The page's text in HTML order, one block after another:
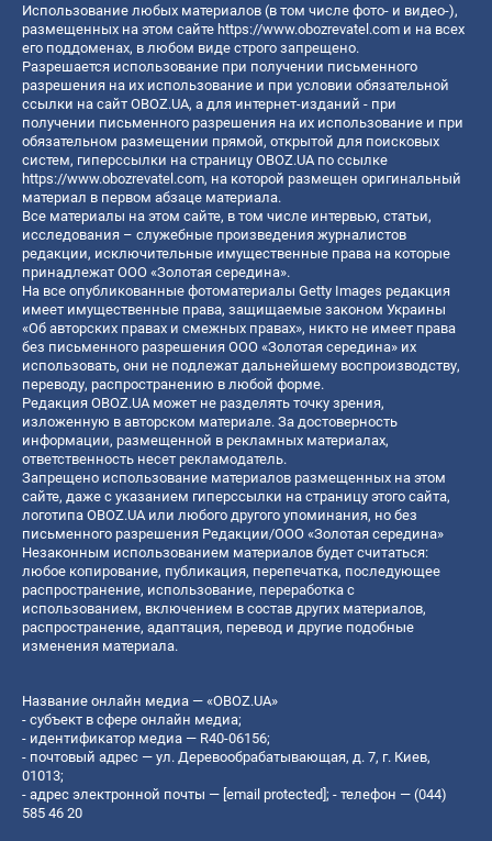
Использование любых материалов (в том числе фото- и видео-),
размещенных на этом сайте https://www.obozrevatel.com и на всех
его поддоменах, в любом виде строго запрещено.
Разрешается использование при получении письменного
разрешения на их использование и при условии обязательной
ссылки на сайт OBOZ.UA, а для интернет-изданий - при
получении письменного разрешения на их использование и при
обязательном размещении прямой, открытой для поисковых
систем, гиперссылки на страницу OBOZ.UA по ссылке
https://www.obozrevatel.com, на которой размещен оригинальный
материал в первом абзаце материала.
Все материалы на этом сайте, в том числе интервью, статьи,
исследования – служебные произведения журналистов
редакции, исключительные имущественные права на которые
принадлежат ООО «Золотая середина».
На все опубликованные фотоматериалы Getty Images редакция
имеет имущественные права, защищаемые законом Украины
«Об авторских правах и смежных правах», никто не имеет права
без письменного разрешения ООО «Золотая середина» их
использовать, они не подлежат дальнейшему воспроизводству,
переводу, распространению в любой форме.
Редакция OBOZ.UA может не разделять точку зрения,
изложенную в авторском материале. За достоверность
информации, размещенной в рекламных материалах,
ответственность несет рекламодатель.
Запрещено использование материалов размещенных на этом
сайте, даже с указанием гиперссылки на страницу этого сайта,
логотипа OBOZ.UA или любого другого упоминания, но без
письменного разрешения Редакции/ООО «Золотая середина»
Незаконным использованием материалов будет считаться:
любое копирование, публикация, перепечатка, последующее
распространение, использование, переработка с
использованием, включением в состав других материалов,
распространение, адаптация, перевод и другие подобные
изменения материала.
Название онлайн медиа — «OBOZ.UA»
- субъект в сфере онлайн медиа;
- идентификатор медиа — R40-06156;
- почтовый адрес — ул. Деревообрабатывающая, д. 7, г. Киев,
01013;
- адрес электронной почты — [email protected]; - телефон — (044)
585 46 20